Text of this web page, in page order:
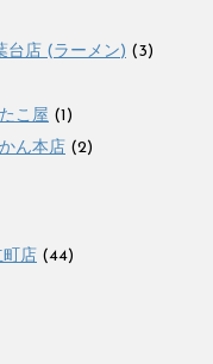
台店 (ラーメン) (3)
こ屋 (1)
ん本店 (2)
店 (44)